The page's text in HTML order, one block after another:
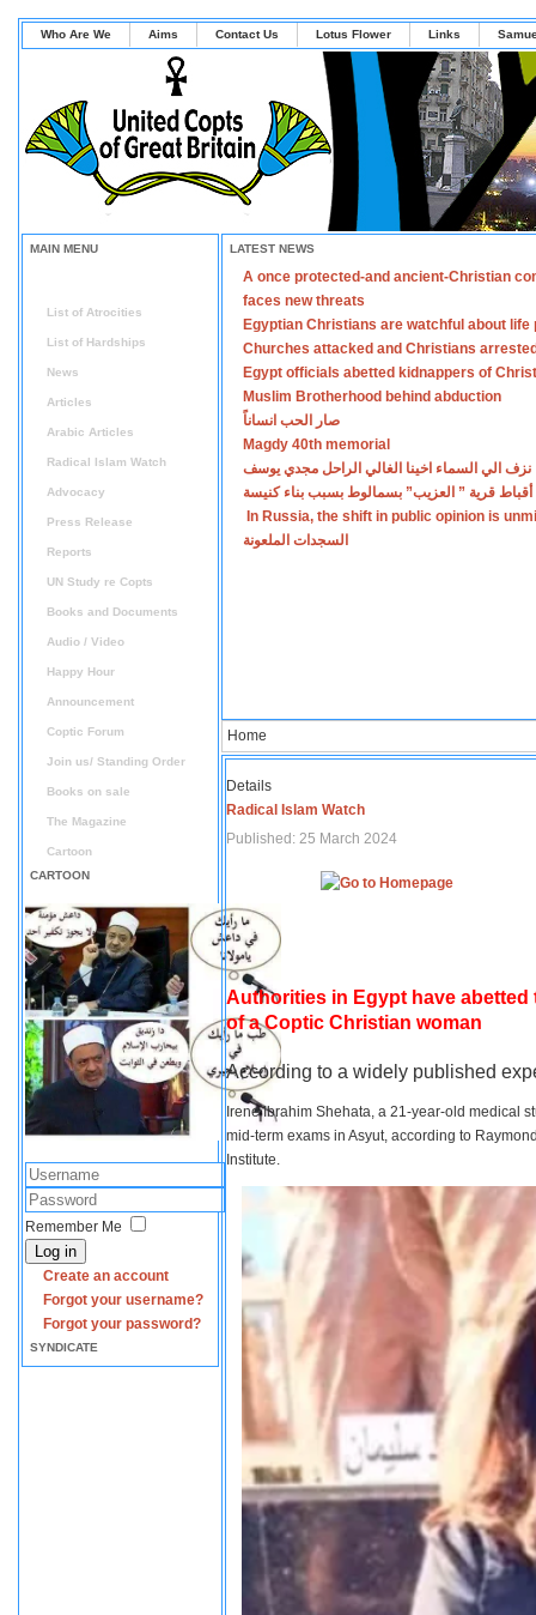
Who Are We Aims Contact Us Lotus Flower Links
MAIN MENU
List of Atrocities
List of Hardships
News
Articles
Arabic Articles
Radical Islam Watch
Advocacy
Press Release
Reports
UN Study re Copts
Books and Documents
Audio / Video
Happy Hour
Announcement
Coptic Forum
Join us/ Standing Order
Books on sale
The Magazine
Cartoon
CARTOON
Remember Me
Log in
Create an account
Forgot your username?
Forgot your password?
SYNDICATE
LATEST NEWS
A once protected-and ancient-Christian
faces new threats
Egyptian Christians are watchful about life
Churches attacked and Christians
Egypt officials abetted kidnappers of
Muslim Brotherhood behind abduction
صار الحب انساناً
Magdy 40th memorial
نزف الي السماء اخينا الغالي الراحل مجدي يوسف
أقباط قرية ” العزيب” بسمالوط بسبب بناء كنيسة
In Russia, the shift in public opinion is
السجدات الملعونة
Home
Details
Radical Islam Watch
Published: 25 March 2024
Authorities in Egypt have
of a Coptic Christian woman
According to a widely published
Irene Ibrahim Shehata, a 21-year-old medical
mid-term exams in Asyut, according to
Institute.